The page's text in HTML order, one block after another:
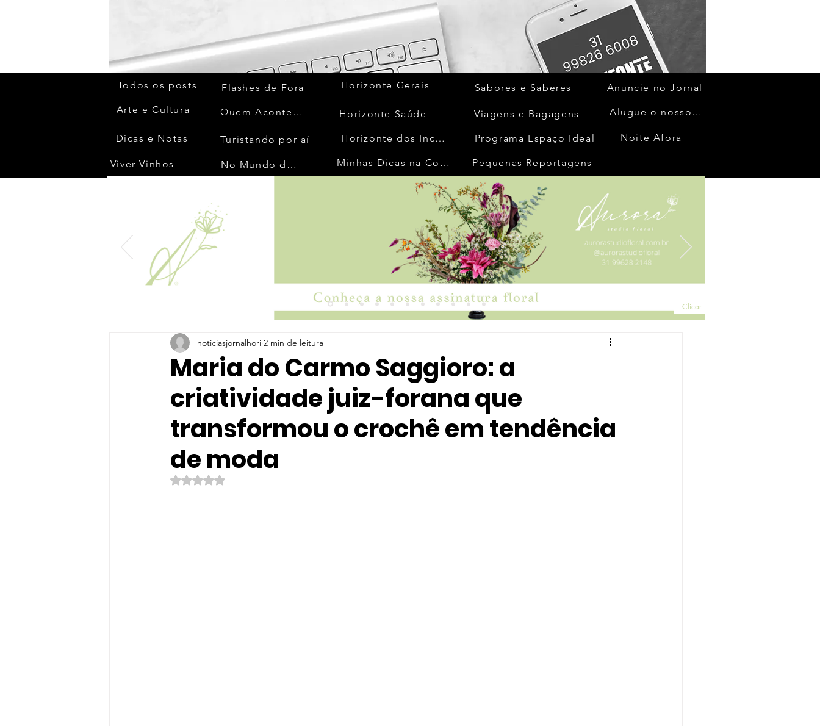
Todos os posts
Arte e Cultura
Dicas e Notas
Viver Vinhos
Flashes de Fora
Quem Acontece
Turistando por aí
No Mundo da Moda
Horizonte Gerais
Horizonte Saúde
Horizonte dos Inconfidentes
Minhas Dicas na Cozinha
Sabores e Saberes
Viagens e Bagagens
Programa Espaço Ideal
Anuncie no Jornal
Alugue o nosso espaço
Noite Afora
Pequenas Reportagens
Clicar
Maria do Carmo Saggioro: a
criatividade juiz-forana que
transformou o crochê em tendência
de moda
noticiasjornalhori 2 min de leitura
Avaliado com NaN de 5 estrelas.